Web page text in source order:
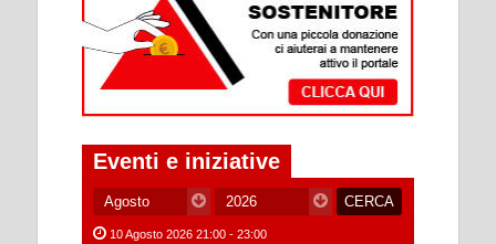
Eventi e iniziative
10 Agosto 2026 21:00 - 23:00